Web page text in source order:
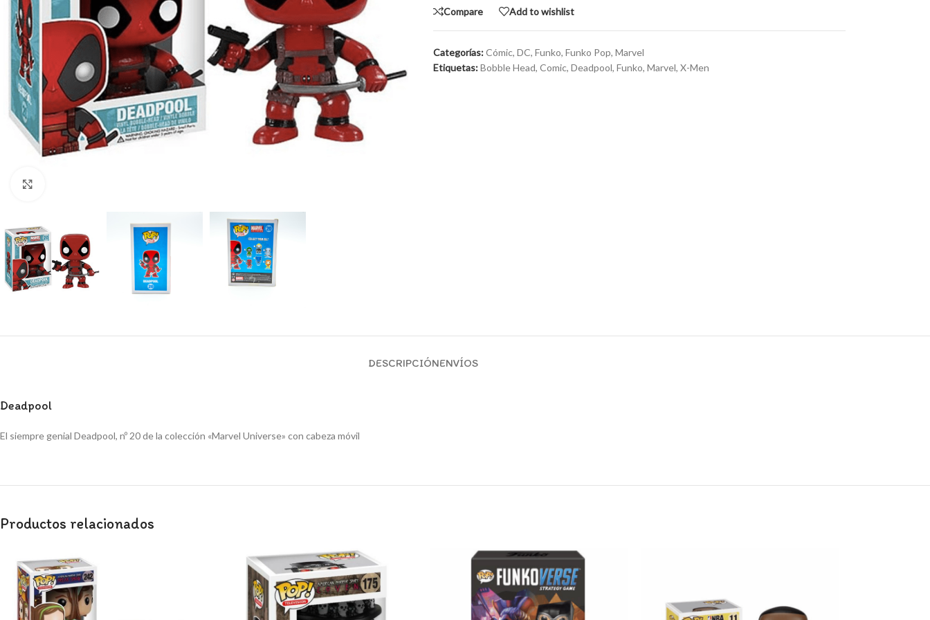
Compare Add to wishlist
Categorías:Cómic, DC, Funko, Funko Pop, Marvel
Etiquetas:Bobble Head, Comic, Deadpool, Funko, Marvel, X-Men
DESCRIPCIÓNENVÍOS
Deadpool
El siempre genial Deadpool, nº 20 de la colección «Marvel Universe» con cabeza móvil
Productos relacionados